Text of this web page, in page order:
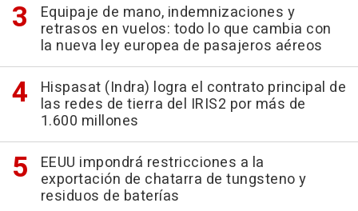
Equipaje de mano, indemnizaciones y
retrasos en vuelos: todo lo que cambia con
la nueva ley europea de pasajeros aéreos
Hispasat (Indra) logra el contrato principal de
las redes de tierra del IRIS2 por más de
1.600 millones
EEUU impondrá restricciones a la
exportación de chatarra de tungsteno y
residuos de baterías